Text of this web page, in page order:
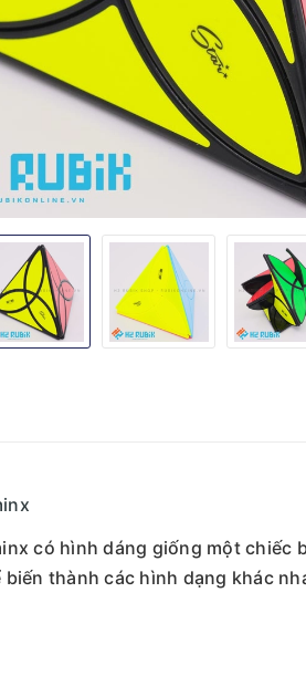
có hình dáng giống một
thành các hình dạng khác